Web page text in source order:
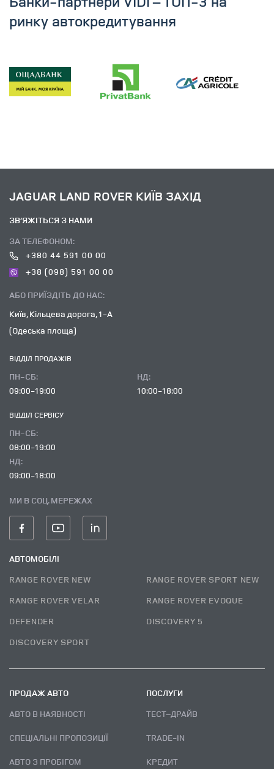
ринку автокредитування
JAGUAR LAND ROVER КИЇВ ЗАХІД
ЗВ’ЯЖІТЬСЯ З НАМИ
ЗА ТЕЛЕФОНОМ:
+380 44 591 00 00
+38 (098) 591 00 00
АБО ПРИЇЗДІТЬ ДО НАС:
Київ, Кільцева дорога, 1-А
(Одеська площа)
ВІДДІЛ ПРОДАЖІВ
ПН-СБ:
09:00-19:00
НД:
10:00-18:00
ВІДДІЛ CЕРВІСУ
ПН-СБ:
08:00-19:00
НД:
09:00-18:00
МИ В СОЦ. МЕРЕЖАХ
АВТОМОБІЛІ
RANGE ROVER NEW
RANGE ROVER SPORT NEW
RANGE ROVER VELAR
RANGE ROVER EVOQUE
DEFENDER
DISCOVERY 5
DISCOVERY SPORT
ПРОДАЖ АВТО
АВТО В НАЯВНОСТІ
СПЕЦІАЛЬНІ ПРОПОЗИЦІЇ
АВТО З ПРОБІГОМ
ПОСЛУГИ
ТЕСТ–ДРАЙВ
TRADE-IN
КРЕДИТ